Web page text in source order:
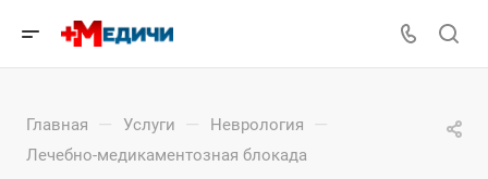
Главная — Услуги — Неврология —
Лечебно-медикаментозная блокада